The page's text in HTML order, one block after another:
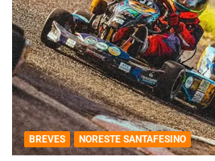
BREVES NORESTE SANTAFESINO